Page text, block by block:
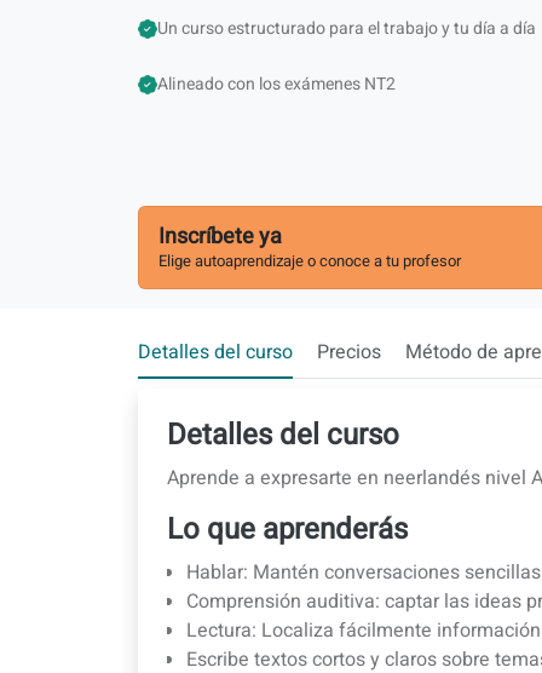
Un curso estructurado para el trabajo y tu día a día
Alineado con los exámenes NT2
Inscríbete ya
Elige autoaprendizaje o conoce a tu profesor
Detalles del curso Precios Método de
Detalles del curso
Aprende a expresarte en neerlandés nivel
Lo que aprenderás
Hablar: Mantén conversaciones
Comprensión auditiva: captar las ideas
Lectura: Localiza fácilmente
Escribe textos cortos y claros sobre